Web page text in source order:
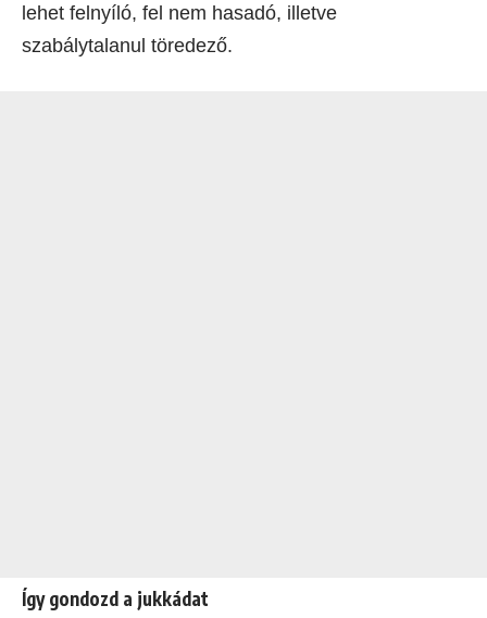
lehet felnyíló, fel nem hasadó, illetve
szabálytalanul töredező.
Így gondozd a jukkádat